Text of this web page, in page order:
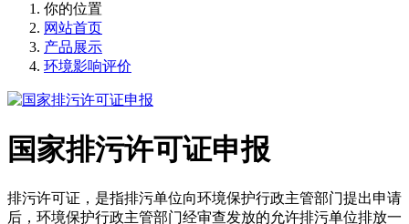
你的位置
网站首页
产品展示
环境影响评价
国家排污许可证申报
排污许可证，是指排污单位向环境保护行政主管部门提出申请
后，环境保护行政主管部门经审查发放的允许排污单位排放一